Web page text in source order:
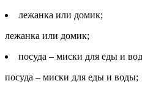
лежанка или домик;
лежанка или домик;
посуда – миски для еды и
посуда – миски для еды и воды;